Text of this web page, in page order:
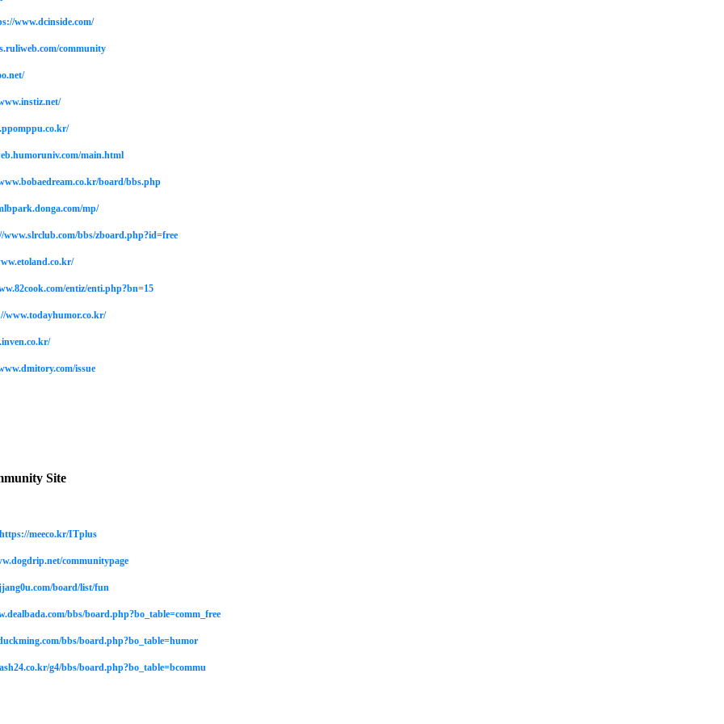
www.dcinside.com/
community
main.html
board/bbs.php
mp/
bbs/zboard.php?id=free
entiz/enti.php?bn=15
www.todayhumor.co.kr/
issue
Site
meeco.kr/ITplus
communitypage
board/list/fun
bbs/board.php?bo_table=comm_free
bbs/board.php?bo_table=humor
g4/bbs/board.php?bo_table=bcommu